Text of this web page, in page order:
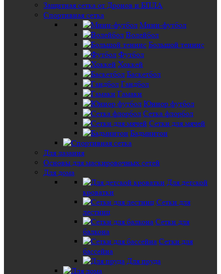
Защитная сетка от Дронов и БПЛА
Спортивная сетка
Мини-футбол
Волейбол
Большой теннис
Футбол
Хоккей
Баскетбол
Гандбол
Гамаки
Юниор футбол
Сетка флорбол
Сетки для мячей
Бадминтон
Для лазания
Основы для маскировочных сетей
Для дома
Для детской
кроватки
Сетки для
лестниц
Сетки для
балкона
Сетки для
бассейна
Для пруда